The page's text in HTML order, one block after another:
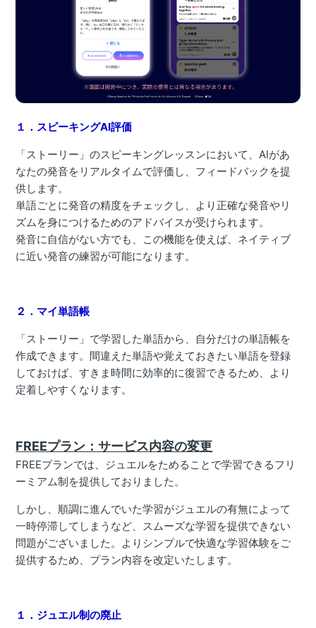
１．スピーキングAI評価
「ストーリー」のスピーキングレッスンにおいて、AIがあ
なたの発音をリアルタイムで評価し、フィードバックを提
供します。
単語ごとに発音の精度をチェックし、より正確な発音やリ
ズムを身につけるためのアドバイスが受けられます。
発音に自信がない方でも、この機能を使えば、ネイティブ
に近い発音の練習が可能になります。
２．マイ単語帳
「ストーリー」で学習した単語から、自分だけの単語帳を
作成できます。間違えた単語や覚えておきたい単語を登録
しておけば、すきま時間に効率的に復習できるため、より
定着しやすくなります。
FREEプラン：サービス内容の変更
FREEプランでは、ジュエルをためることで学習できるフリ
ーミアム制を提供しておりました。
しかし、順調に進んでいた学習がジュエルの有無によって
一時停滞してしまうなど、スムーズな学習を提供できない
問題がございました。よりシンプルで快適な学習体験をご
提供するため、プラン内容を改定いたします。
１．ジュエル制の廃止